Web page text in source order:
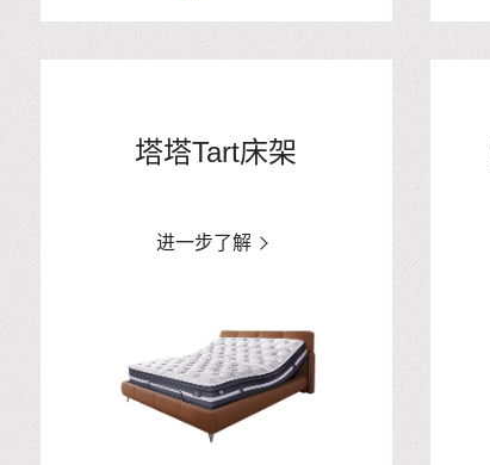
塔塔Tart床架
进一步了解